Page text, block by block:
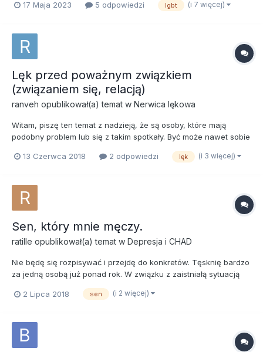
dziewczynie z mojej klasy. Lecz chore myśli zaczęły się pojawiać
dwubieguno...
17 Maja 2023 5 odpowiedzi lgbt (i 7 więcej)
Lęk przed poważnym związkiem
(związaniem się, relacją)
ranveh opublikował(a) temat w Nerwica lękowa
Witam, piszę ten temat z nadzieją, że są osoby, które mają
podobny problem lub się z takim spotkały. Być może nawet sobie
naprawdę mocne, po których jestem blady, zalewa mnie zimny
13 Czerwca 2018 2 odpowiedzi lęk (i 3 więcej)
Sen, który mnie męczy.
ratille opublikował(a) temat w Depresja i CHAD
Nie będę się rozpisywać i przejdę do konkretów. Tęsknię bardzo
za jedną osobą już ponad rok. W związku z zaistniałą sytuacją
On i ja jesteśmy w bardzo małym, podłużnym i ciemnym pokoju.
2 Lipca 2018 sen (i 2 więcej)